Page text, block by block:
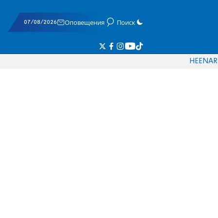
07/08/2026 Оповещения Поиск
HEENAR